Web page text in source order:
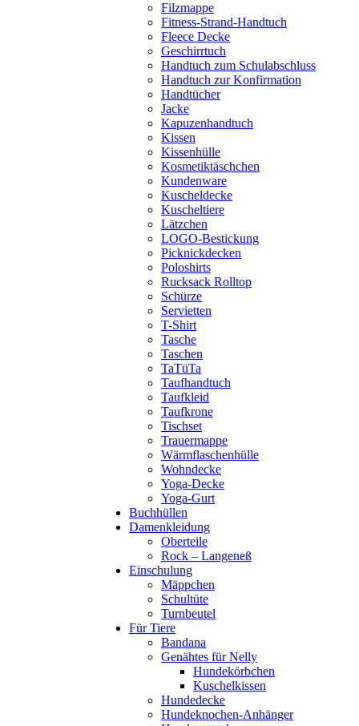
Filzmappe
Fitness-Strand-Handtuch
Fleece Decke
Geschirrtuch
Handtuch zum Schulabschluss
Handtuch zur Konfirmation
Handtücher
Jacke
Kapuzenhandtuch
Kissen
Kissenhülle
Kosmetiktäschchen
Kundenware
Kuscheldecke
Kuscheltiere
Lätzchen
LOGO-Bestickung
Picknickdecken
Poloshirts
Rucksack Rolltop
Schürze
Servietten
T-Shirt
Tasche
Taschen
TaTüTa
Taufhandtuch
Taufkleid
Taufkrone
Tischset
Trauermappe
Wärmflaschenhülle
Wohndecke
Yoga-Decke
Yoga-Gurt
Buchhüllen
Damenkleidung
Oberteile
Rock – Langeneß
Einschulung
Mäppchen
Schultüte
Turnbeutel
Für Tiere
Bandana
Genähtes für Nelly
Hundekörbchen
Kuschelkissen
Hundedecke
Hundeknochen-Anhänger